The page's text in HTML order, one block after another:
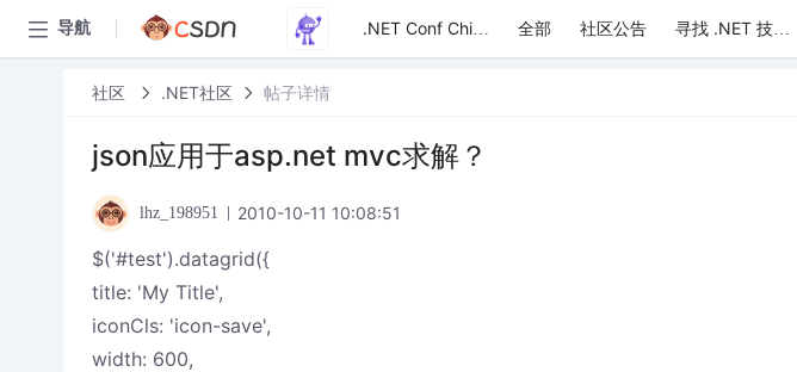
导航 .NET Conf China 全部 社区公告 寻找 .NET 技术达人
社区 .NET社区 帖子详情
json应用于asp.net mvc求解？
lhz_198951 2010-10-11 10:08:51
$('#test').datagrid({
title: 'My Title',
iconCls: 'icon-save',
width: 600,